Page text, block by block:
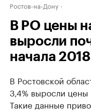
Ростов-на-Дону
В РО цены
выросли
начала
В Ростовской
3,4% выросли цены
Такие данные